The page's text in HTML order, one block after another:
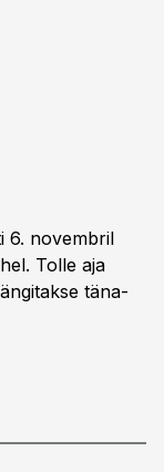
6. novembril
Tolle aja
täna­